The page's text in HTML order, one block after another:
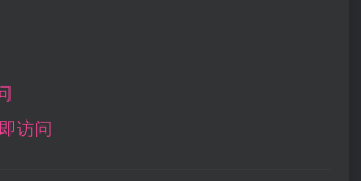
访问